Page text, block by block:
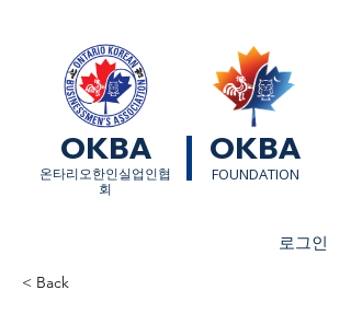
OKBA OKBA
​온타리오한인실업인협
회
FOUNDATION
로그인
< Back